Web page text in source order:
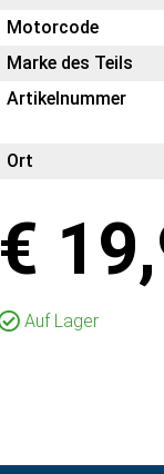
Motorcode
Marke des Teils
Artikelnummer
Ort
€
Auf Lager